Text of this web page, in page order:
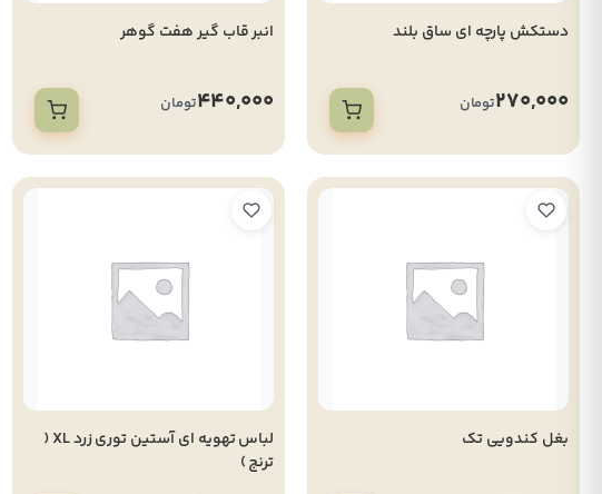
دستکش پارچه ای ساق بلند
270,000تومان
انبر قاب گیر هفت گوهر
440,000تومان
بغل کندویی تک
لباس تهویه ای آستین توری زرد XL (
ترنج )